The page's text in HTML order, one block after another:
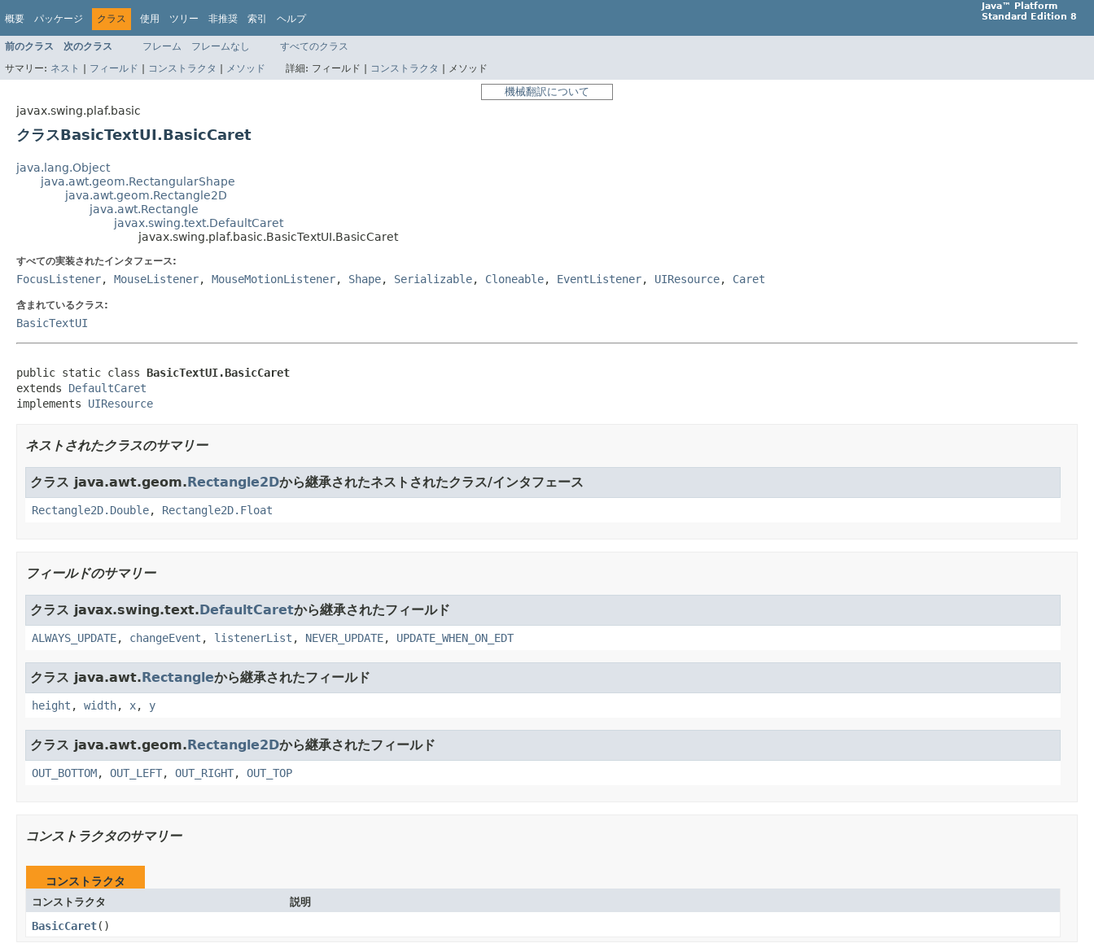
概要 パッケージ クラス 使用 ツリー 非推奨 索引 ヘルプ
Java™ Platform
Standard Edition 8
前のクラス 次のクラス フレーム フレームなし
すべてのクラス
サマリー: ネスト | フィールド | コンストラクタ | メソッド 詳細: フィールド | コンストラクタ | メソッド
機械翻訳について
javax.swing.plaf.basic
クラスBasicTextUI.BasicCaret
java.lang.Object
java.awt.geom.RectangularShape
java.awt.geom.Rectangle2D
java.awt.Rectangle
javax.swing.text.DefaultCaret
javax.swing.plaf.basic.BasicTextUI.BasicCaret
すべての実装されたインタフェース:
FocusListener, MouseListener, MouseMotionListener, Shape, Serializable, Cloneable, EventListener, UIResource, Caret
含まれているクラス:
BasicTextUI
public static class BasicTextUI.BasicCaret
extends DefaultCaret
implements UIResource
ネストされたクラスのサマリー
クラス java.awt.geom.Rectangle2Dから継承されたネストされたクラス/インタフェース
Rectangle2D.Double, Rectangle2D.Float
フィールドのサマリー
クラス javax.swing.text.DefaultCaretから継承されたフィールド
ALWAYS_UPDATE, changeEvent , listenerList , NEVER_UPDATE, UPDATE_WHEN_ON_EDT
クラス java.awt.Rectangleから継承されたフィールド
height , width, x, y
クラス java.awt.geom.Rectangle2Dから継承されたフィールド
OUT_BOTTOM, OUT_LEFT, OUT_RIGHT, OUT_TOP
コンストラクタのサマリー
コンストラクタ
コンストラクタ 説明
BasicCaret()